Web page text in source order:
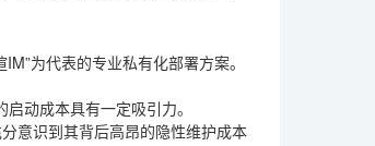
为代表的专业私有化部署方案。
动成本具有一定吸引力。
意识到其背后高昂的隐性维护成本